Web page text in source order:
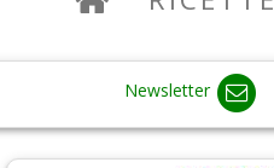
Newsletter